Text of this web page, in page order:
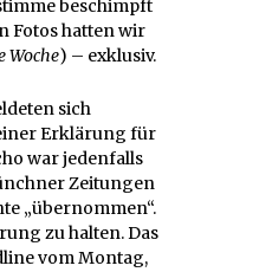
beschimpft
Fotos hatten wir
Woche) – exklusiv.
sich
Erklärung für
war jedenfalls
Zeitungen
„übernommen“.
zu halten. Das
vom Montag,